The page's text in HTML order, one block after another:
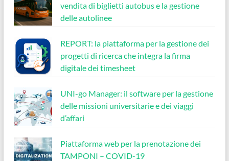
vendita di biglietti autobus e la gestione
delle autolinee
REPORT: la piattaforma per la gestione dei
progetti di ricerca che integra la firma
digitale dei timesheet
UNI-go Manager: il software per la gestione
delle missioni universitarie e dei viaggi
d’affari
Piattaforma web per la prenotazione dei
TAMPONI – COVID-19